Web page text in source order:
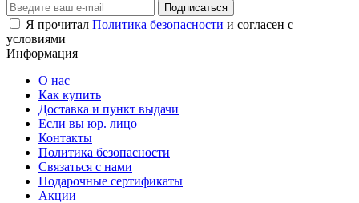
Подписаться
Я прочитал Политика безопасности и согласен с
условиями
Информация
О нас
Как купить
Доставка и пункт выдачи
Если вы юр. лицо
Контакты
Политика безопасности
Связаться с нами
Подарочные сертификаты
Акции